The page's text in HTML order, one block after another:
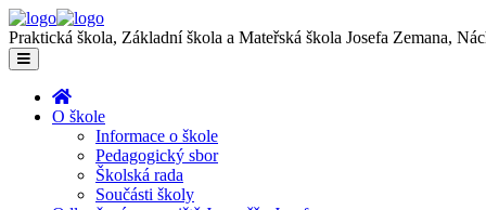
Praktická škola, Základní škola a Mateřská škola Josefa Zemana,
O škole
Informace o škole
Pedagogický sbor
Školská rada
Součásti školy